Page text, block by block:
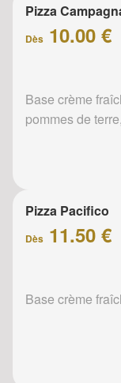
Pizza
Dès 10.00 €
Base crème
pommes de
Pizza Pacifico
Dès 11.50 €
Base crème